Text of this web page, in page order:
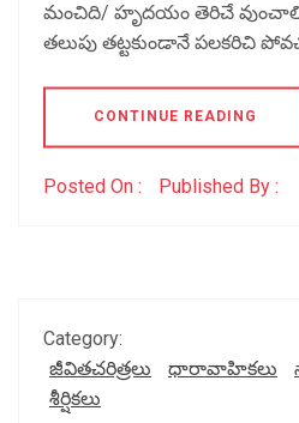
మంచిది/ హృదయం తెరిచే
తలుపు తట్టకుండానే పలకరిచి
CONTINUE READING
Posted On : Published By :
Category:
జీవితచరిత్రలు
ధారావాహికలు
శీర్షికలు